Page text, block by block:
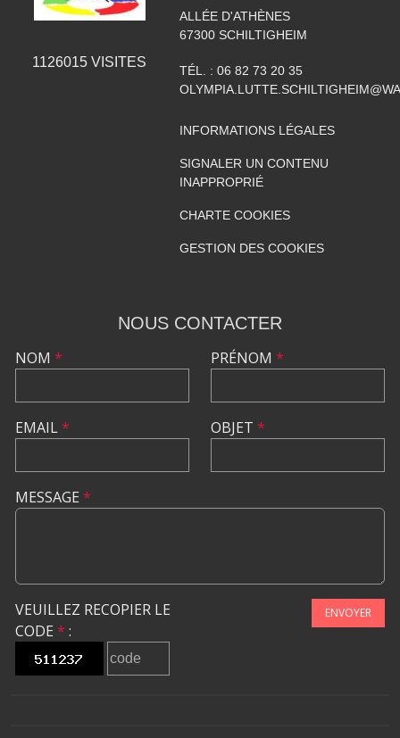
1126015 VISITES
ALLÉE D'ATHÈNES
67300 SCHILTIGHEIM
TÉL. : 06 82 73 20 35
INFORMATIONS LÉGALES
SIGNALER UN CONTENU
INAPPROPRIÉ
CHARTE COOKIES
GESTION DES COOKIES
NOUS CONTACTER
NOM *
EMAIL*
PRÉNOM *
OBJET *
MESSAGE *
VEUILLEZ RECOPIER LE
CODE * :
ENVOYER